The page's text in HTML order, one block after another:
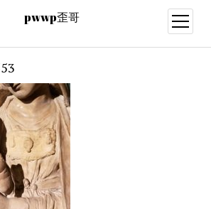
pwwp歪哥
open
menu